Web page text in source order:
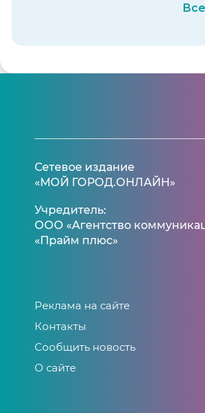
Сетевое издание
«МОЙ ГОРОД.ОНЛАЙН»
Учредитель:
ООО «Агентство
«Прайм плюс»
Реклама на сайте
Контакты
Сообщить новость
О сайте